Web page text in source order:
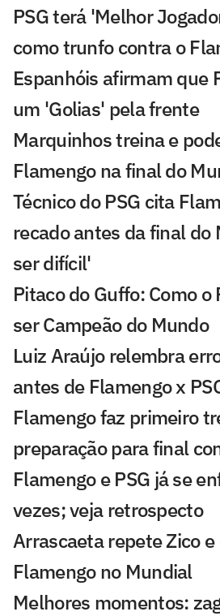
PSG terá 'Melhor
como trunfo contra o
Espanhóis afirmam que
um 'Golias' pela frente
Marquinhos treina e
Flamengo na final do
Técnico do PSG cita
recado antes da final do
ser difícil'
Pitaco do Guffo: Como
ser Campeão do Mundo
Luiz Araújo relembra
antes de Flamengo x
Flamengo faz primeiro
preparação para final
Flamengo e PSG já se
vezes; veja retrospecto
Arrascaeta repete Zico
Flamengo no Mundial
Melhores momentos: